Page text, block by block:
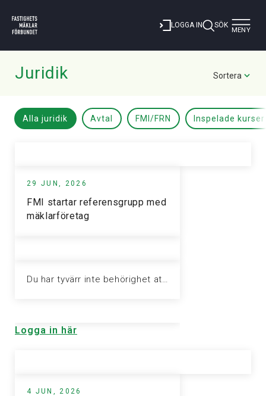
LOGGA IN SÖK Toggle
MENY
Juridik
Alla juridik Avtal FMI/FRN Inspelade kurser
Sortera
29 JUN, 2026
FMI startar referensgrupp med
mäklarföretag
Logga in här
4 JUN, 2026